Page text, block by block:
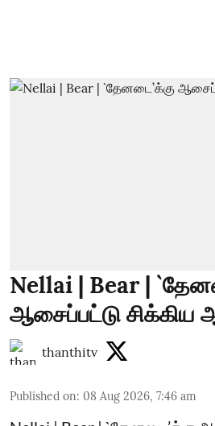
Nellai | Bear |
ஆசைப்பட்டு சிக்கிய
thanthitv
Published on: 08 Aug 2026, 7:46 am